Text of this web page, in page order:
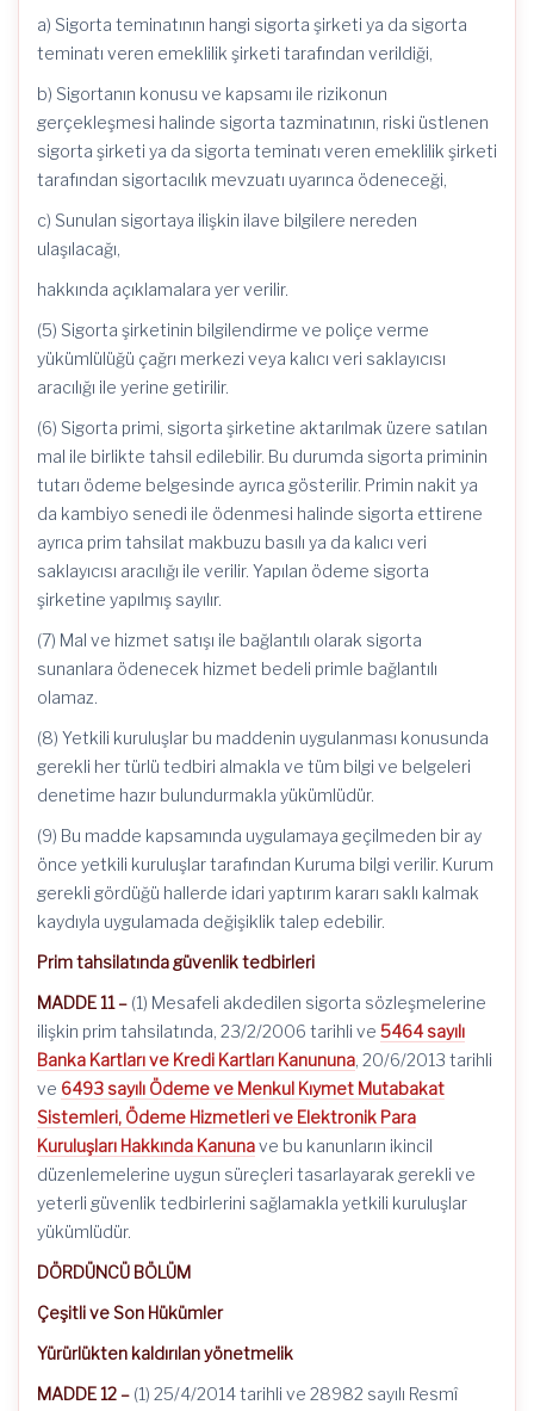
a) Sigorta teminatının hangi sigorta şirketi ya da sigorta
teminatı veren emeklilik şirketi tarafından verildiği,
b) Sigortanın konusu ve kapsamı ile rizikonun
gerçekleşmesi halinde sigorta tazminatının, riski üstlenen
sigorta şirketi ya da sigorta teminatı veren emeklilik şirketi
tarafından sigortacılık mevzuatı uyarınca ödeneceği,
c) Sunulan sigortaya ilişkin ilave bilgilere nereden
ulaşılacağı,
hakkında açıklamalara yer verilir.
(5) Sigorta şirketinin bilgilendirme ve poliçe verme
yükümlülüğü çağrı merkezi veya kalıcı veri saklayıcısı
aracılığı ile yerine getirilir.
(6) Sigorta primi, sigorta şirketine aktarılmak üzere satılan
mal ile birlikte tahsil edilebilir. Bu durumda sigorta priminin
tutarı ödeme belgesinde ayrıca gösterilir. Primin nakit ya
da kambiyo senedi ile ödenmesi halinde sigorta ettirene
ayrıca prim tahsilat makbuzu basılı ya da kalıcı veri
saklayıcısı aracılığı ile verilir. Yapılan ödeme sigorta
şirketine yapılmış sayılır.
(7) Mal ve hizmet satışı ile bağlantılı olarak sigorta
sunanlara ödenecek hizmet bedeli primle bağlantılı
olamaz.
(8) Yetkili kuruluşlar bu maddenin uygulanması konusunda
gerekli her türlü tedbiri almakla ve tüm bilgi ve belgeleri
denetime hazır bulundurmakla yükümlüdür.
(9) Bu madde kapsamında uygulamaya geçilmeden bir ay
önce yetkili kuruluşlar tarafından Kuruma bilgi verilir. Kurum
gerekli gördüğü hallerde idari yaptırım kararı saklı kalmak
kaydıyla uygulamada değişiklik talep edebilir.
Prim tahsilatında güvenlik tedbirleri
MADDE 11 – (1) Mesafeli akdedilen sigorta sözleşmelerine
ilişkin prim tahsilatında, 23/2/2006 tarihli ve 5464 sayılı
Banka Kartları ve Kredi Kartları Kanununa, 20/6/2013 tarihli
ve 6493 sayılı Ödeme ve Menkul Kıymet Mutabakat
Sistemleri, Ödeme Hizmetleri ve Elektronik Para
Kuruluşları Hakkında Kanunave bu kanunların ikincil
düzenlemelerine uygun süreçleri tasarlayarak gerekli ve
yeterli güvenlik tedbirlerini sağlamakla yetkili kuruluşlar
yükümlüdür.
DÖRDÜNCÜ BÖLÜM
Çeşitli ve Son Hükümler
Yürürlükten kaldırılan yönetmelik
MADDE 12 – (1) 25/4/2014 tarihli ve 28982 sayılı Resmî